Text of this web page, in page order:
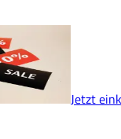
Jetzt